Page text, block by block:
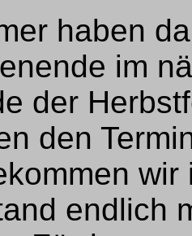
haben
im
der
den
endlich